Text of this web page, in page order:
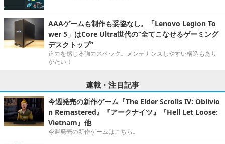
AAAゲームも制作も妥協なし。「Lenovo Legion To
wer 5」はCore Ultra世代の“全てこなせるゲーミング
デスクトップ”
迫力を感じる強力スペック。メンテナンスしやすい構造もあり
がたい！
連載・注目記事
今週発売の新作ゲーム『The Elder Scrolls IV: Oblivio
n Remastered』『アークナイツ』『Hell Let Loose:
Vietnam』他
今週発売の新作ゲームはこちら。